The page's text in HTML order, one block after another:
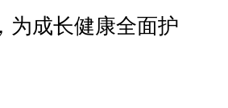
为成长健康全面护